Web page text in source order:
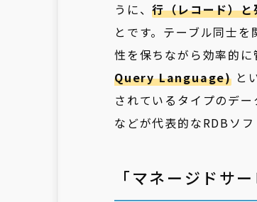
うに、行（レコード）
とです。テーブル同士
性を保ちながら効率的
Query Language) と
されているタイプのデ
などが代表的なRDBソフ
「マネージドサ